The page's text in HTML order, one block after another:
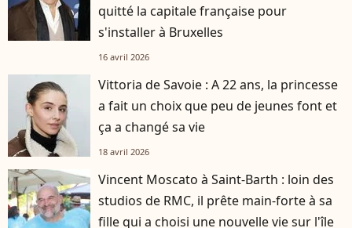
quitté la capitale française pour
s'installer à Bruxelles
16 avril 2026
Vittoria de Savoie : A 22 ans, la princesse
a fait un choix que peu de jeunes font et
ça a changé sa vie
18 avril 2026
Vincent Moscato à Saint-Barth : loin des
studios de RMC, il prête main-forte à sa
fille qui a choisi une nouvelle vie sur l'île